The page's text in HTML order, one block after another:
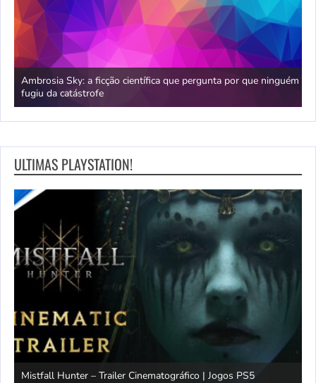
Ambrosia Sky: a ficção científica que pergunta por que ninguém
fugiu da catástrofe
ULTIMAS PLAYSTATION!
Mistfall Hunter – Trailer Cinematográfico | Jogos PS5